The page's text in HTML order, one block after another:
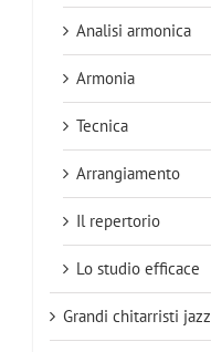
Analisi armonica
Armonia
Tecnica
Arrangiamento
Il repertorio
Lo studio efficace
Grandi chitarristi jazz